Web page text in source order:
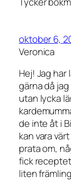
oktober 6,
Veronica
Hej! Jag har
gärna då
utan lycka
de inte åt i
kan vara
prata om,
fick
liten